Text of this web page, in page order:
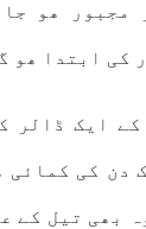
مجبور ھو
کی ابتدا ھو
ایک ڈالر
دن کی کمائی
بھی تیل کے